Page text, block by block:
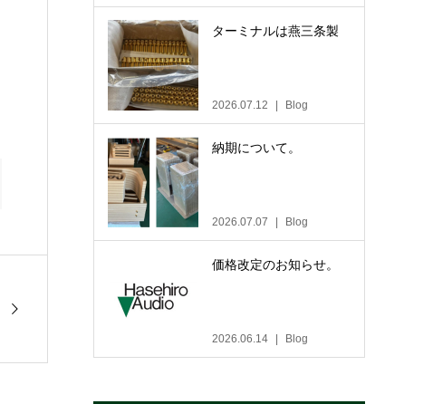
ターミナルは燕三条製
2026.07.12 Blog
納期について。
2026.07.07 Blog
価格改定のお知らせ。
2026.06.14 Blog